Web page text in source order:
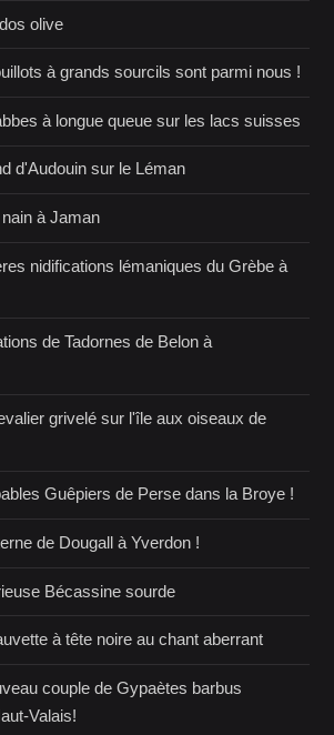
olive
à grands sourcils sont parmi nous !
à longue queue sur les lacs suisses
d'Audouin sur le Léman
nain à Jaman
nidifications lémaniques du Grèbe à
de Tadornes de Belon à
grivelé sur l'île aux oiseaux de
Guêpiers de Perse dans la Broye !
de Dougall à Yverdon !
Bécassine sourde
à tête noire au chant aberrant
couple de Gypaètes barbus
Valais!